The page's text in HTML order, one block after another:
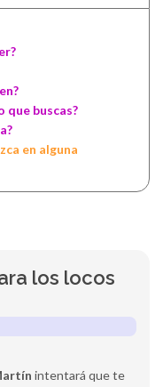
que buscas?
en alguna
los locos
intentará que te